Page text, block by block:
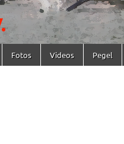
Fotos Videos Pegel